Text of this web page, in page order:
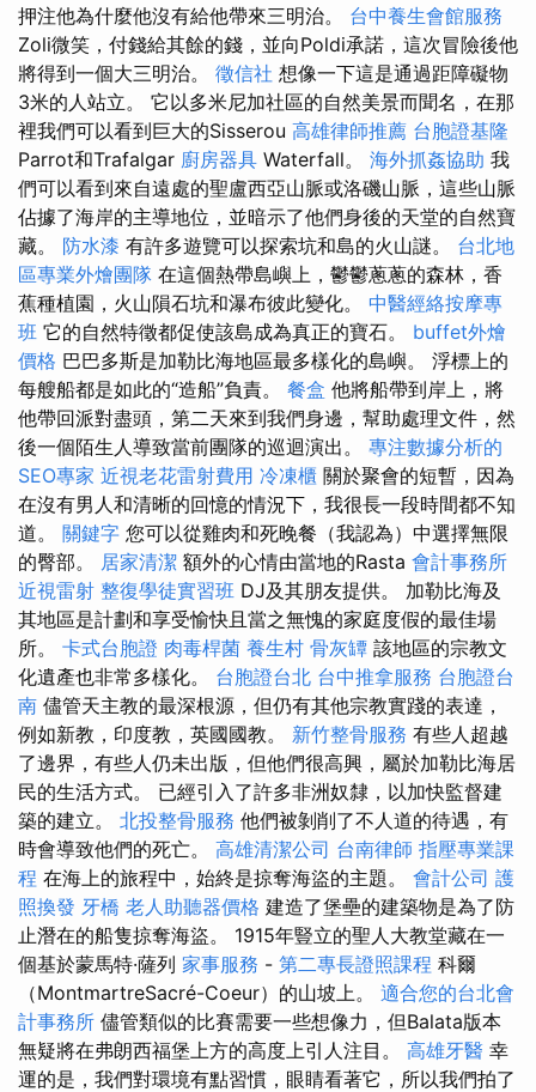
押注他為什麼他沒有給他帶來三明治。 台中養生會館服務
Zoli微笑，付錢給其餘的錢，並向Poldi承諾，這次冒險後他
將得到一個大三明治。 徵信社 想像一下這是通過距障礙物
3米的人站立。 它以多米尼加社區的自然美景而聞名，在那
裡我們可以看到巨大的Sisserou 高雄律師推薦 台胞證基隆
Parrot和Trafalgar 廚房器具 Waterfall。 海外抓姦協助 我
們可以看到來自遠處的聖盧西亞山脈或洛磯山脈，這些山脈
佔據了海岸的主導地位，並暗示了他們身後的天堂的自然寶
藏。 防水漆 有許多遊覽可以探索坑和島的火山謎。 台北地
區專業外燴團隊 在這個熱帶島嶼上，鬱鬱蔥蔥的森林，香
蕉種植​​園，火山隕石坑和瀑布彼此變化。 中醫經絡按摩專
班 它的自然特徵都促使該島成為真正的寶石。 buffet外燴
價格 巴巴多斯是加勒比海地區最多樣化的島嶼。 浮標上的
每艘船都是如此的“造船”負責。 餐盒 他將船帶到岸上，將
他帶回派對盡頭，第二天來到我們身邊，幫助處理文件，然
後一個陌生人導致當前團隊的巡迴演出。 專注數據分析的
SEO專家 近視老花雷射費用 冷凍櫃 關於聚會的短暫，因為
在沒有男人和清晰的回憶的情況下，我很長一段時間都不知
道。 關鍵字 您可以從雞肉和死晚餐（我認為）中選擇無限
的臀部。 居家清潔 額外的心情由當地的Rasta 會計事務所
近視雷射 整復學徒實習班 DJ及其朋友提供。 加勒比海及
其地區是計劃和享受愉快且當之無愧的家庭度假的最佳場
所。 卡式台胞證 肉毒桿菌 養生村 骨灰罈 該地區的宗教文
化遺產也非常多樣化。 台胞證台北 台中推拿服務 台胞證台
南 儘管天主教的最深根源，但仍有其他宗教實踐的表達，
例如新教，印度教，英國國教。 新竹整骨服務 有些人超越
了邊界，有些人仍未出版，但他們很高興，屬於加勒比海居
民的生活方式。 已經引入了許多非洲奴隸，以加快監督建
築的建立。 北投整骨服務 他們被剝削了不人道的待遇，有
時會導致他們的死亡。 高雄清潔公司 台南律師 指壓專業課
程 在海上的旅程中，始終是掠奪海盜的主題。 會計公司 護
照換發 牙橋 老人助聽器價格 建造了堡壘的建築物是為了防
止潛在的船隻掠奪海盜。 1915年豎立的聖人大教堂藏在一
個基於蒙馬特·薩列 家事服務 - 第二專長證照課程 科爾
（MontmartreSacré-Coeur）的山坡上。 適合您的台北會
計事務所 儘管類似的比賽需要一些想像力，但Balata版本
無疑將在弗朗西福堡上方的高度上引人注目。 高雄牙醫 幸
運的是，我們對環境有點習慣，眼睛看著它，所以我們拍了